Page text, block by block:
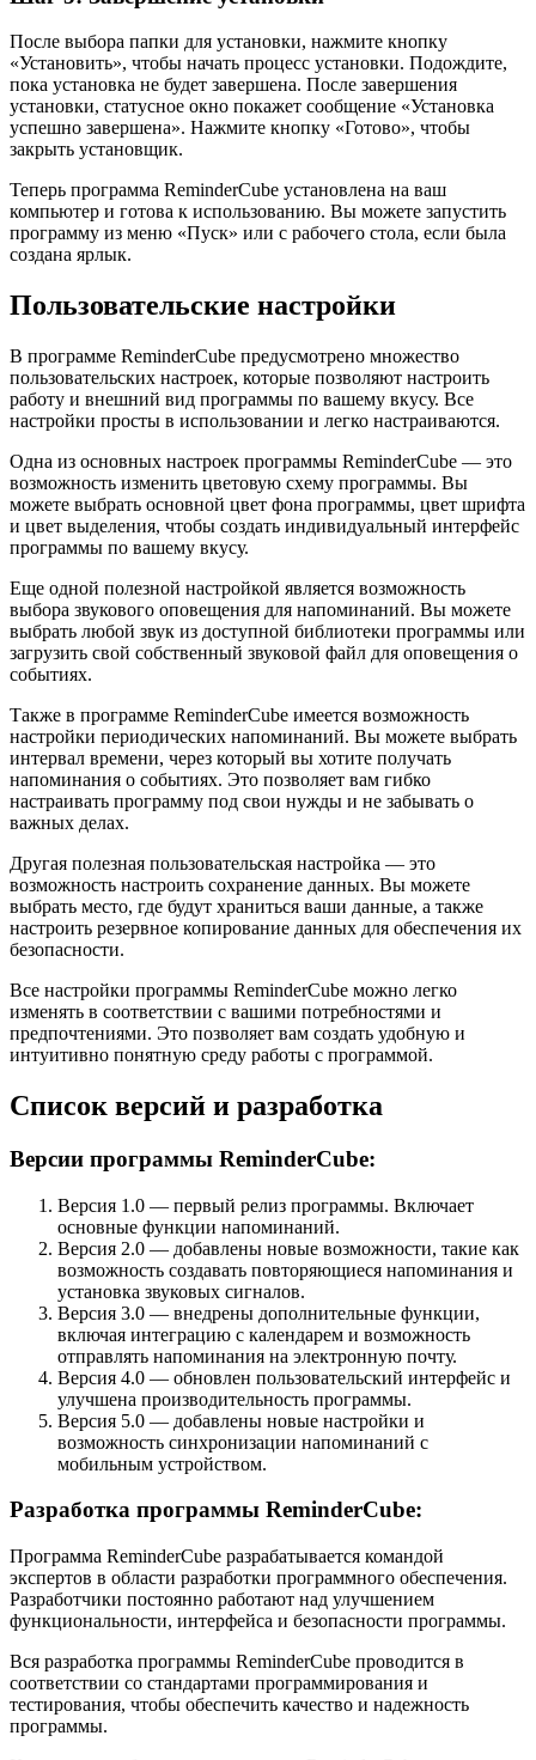
После выбора папки для установки, нажмите кнопку
«Установить», чтобы начать процесс установки. Подождите,
пока установка не будет завершена. После завершения
установки, статусное окно покажет сообщение «Установка
успешно завершена». Нажмите кнопку «Готово», чтобы
закрыть установщик.
Теперь программа ReminderCube установлена на ваш
компьютер и готова к использованию. Вы можете запустить
программу из меню «Пуск» или с рабочего стола, если была
создана ярлык.
Пользовательские настройки
В программе ReminderCube предусмотрено множество
пользовательских настроек, которые позволяют настроить
работу и внешний вид программы по вашему вкусу. Все
настройки просты в использовании и легко настраиваются.
Одна из основных настроек программы ReminderCube — это
возможность изменить цветовую схему программы. Вы
можете выбрать основной цвет фона программы, цвет шрифта
и цвет выделения, чтобы создать индивидуальный интерфейс
программы по вашему вкусу.
Еще одной полезной настройкой является возможность
выбора звукового оповещения для напоминаний. Вы можете
выбрать любой звук из доступной библиотеки программы или
загрузить свой собственный звуковой файл для оповещения о
событиях.
Также в программе ReminderCube имеется возможность
настройки периодических напоминаний. Вы можете выбрать
интервал времени, через который вы хотите получать
напоминания о событиях. Это позволяет вам гибко
настраивать программу под свои нужды и не забывать о
важных делах.
Другая полезная пользовательская настройка — это
возможность настроить сохранение данных. Вы можете
выбрать место, где будут храниться ваши данные, а также
настроить резервное копирование данных для обеспечения их
безопасности.
Все настройки программы ReminderCube можно легко
изменять в соответствии с вашими потребностями и
предпочтениями. Это позволяет вам создать удобную и
интуитивно понятную среду работы с программой.
Список версий и разработка
Версии программы ReminderCube:
Версия 1.0 — первый релиз программы. Включает
основные функции напоминаний.
Версия 2.0 — добавлены новые возможности, такие как
возможность создавать повторяющиеся напоминания и
установка звуковых сигналов.
Версия 3.0 — внедрены дополнительные функции,
включая интеграцию с календарем и возможность
отправлять напоминания на электронную почту.
Версия 4.0 — обновлен пользовательский интерфейс и
улучшена производительность программы.
Версия 5.0 — добавлены новые настройки и
возможность синхронизации напоминаний с
мобильным устройством.
Разработка программы ReminderCube:
Программа ReminderCube разрабатывается командой
экспертов в области разработки программного обеспечения.
Разработчики постоянно работают над улучшением
функциональности, интерфейса и безопасности программы.
Вся разработка программы ReminderCube проводится в
соответствии со стандартами программирования и
тестирования, чтобы обеспечить качество и надежность
программы.